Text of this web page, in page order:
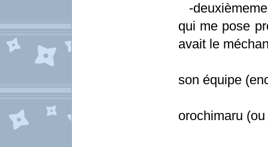
-
qui me pose
avait le
son équipe
orochimaru